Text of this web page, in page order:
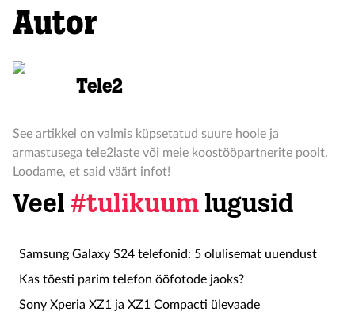
Autor
Tele2
See artikkel on valmis küpsetatud suure hoole ja
armastusega tele2laste või meie koostööpartnerite poolt.
Loodame, et said väärt infot!
Veel #tulikuum lugusid
Samsung Galaxy S24 telefonid: 5 olulisemat uuendust
Kas tõesti parim telefon ööfotode jaoks?
Sony Xperia XZ1 ja XZ1 Compacti ülevaade